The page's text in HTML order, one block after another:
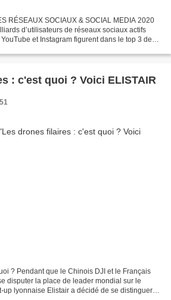
RÉSEAUX SOCIAUX & SOCIAL MEDIA 2020
d’utilisateurs de réseaux sociaux actifs
et Instagram figurent dans le top 3 des
: c'est quoi ? Voici ELISTAIR
? Pendant que le Chinois DJI et le Français
disputer la place de leader mondial sur le
up lyonnaise Elistair a décidé de se distinguer